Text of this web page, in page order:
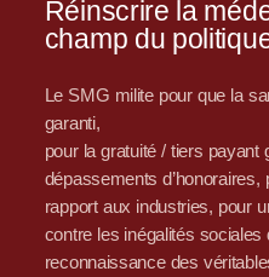
Réinscrire la
champ du
Le SMG milite pour que la
garanti,
pour la gratuité / tiers payant
dépassements d’honoraires,
rapport aux industries, pour
contre les inégalités sociales
reconnaissance des